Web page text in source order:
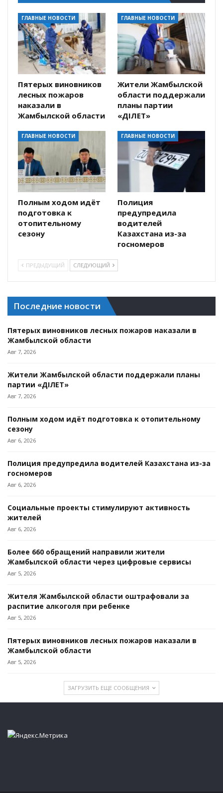
ГЛАВНЫЕ НОВОСТИ
Пятерых виновников
лесных пожаров
наказали в
Жамбылской области
ГЛАВНЫЕ НОВОСТИ
Жители Жамбылской
области поддержали
планы партии
«ӘДІЛЕТ»
ГЛАВНЫЕ НОВОСТИ
Полным ходом идёт
подготовка к
отопительному
сезону
ГЛАВНЫЕ НОВОСТИ
Полиция
предупредила
водителей
Казахстана из-за
госномеров
ПРЕДЫДУЩИЙ СЛЕДУЮЩИЙ
Последние новости
Пятерых виновников лесных пожаров наказали в
Жамбылской области
Авг 7, 2026
Жители Жамбылской области поддержали планы
партии «ӘДІЛЕТ»
Авг 7, 2026
Полным ходом идёт подготовка к отопительному
сезону
Авг 6, 2026
Полиция предупредила водителей Казахстана из-за
госномеров
Авг 6, 2026
Социальные проекты стимулируют активность
жителей
Авг 6, 2026
Более 660 обращений направили жители
Жамбылской области через цифровые сервисы
Авг 5, 2026
Жителя Жамбылской области оштрафовали за
распитие алкоголя при ребенке
Авг 5, 2026
Пятерых виновников лесных пожаров наказали в
Жамбылской области
Авг 5, 2026
ЗАГРУЗИТЬ ЕЩЕ СООБЩЕНИЯ